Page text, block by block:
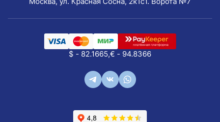
$ - 82.1665,€ - 94.8366